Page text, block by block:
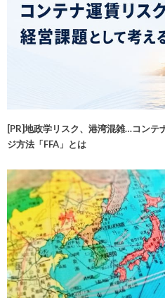
[PR]地政学リスク、港湾混雑…コンテ
ジ方法「FFA」とは